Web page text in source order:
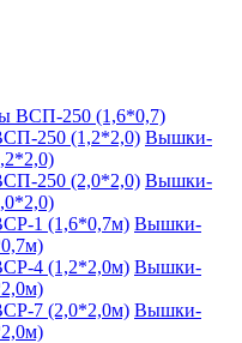
ВСП-250 (1,6*0,7)
Вышки-
Вышки-
Вышки-
Вышки-
Вышки-